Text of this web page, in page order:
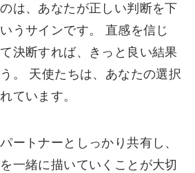
は、あなたが正しい判断を下
うサインです。 直感を信じ
決断すれば、きっと良い結果
。 天使たちは、あなたの選択
ています。
ートナーとしっかり共有し、
一緒に描いていくことが大切